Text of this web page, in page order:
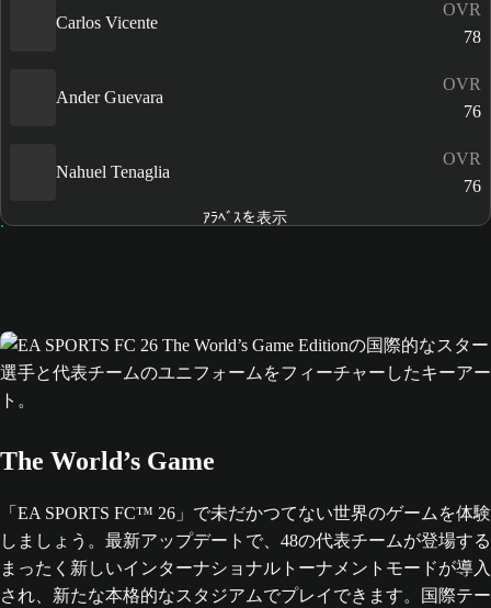
Carlos Vicente
OVR
78
Ander Guevara
OVR
76
Nahuel Tenaglia
OVR
76
ｱﾗﾍﾞｽを表示
The World’s Game
「EA SPORTS FC™ 26」で未だかつてない世界のゲームを体験
しましょう。最新アップデートで、48の代表チームが登場する
まったく新しいインターナショナルトーナメントモードが導入
され、新たな本格的なスタジアムでプレイできます。国際テー